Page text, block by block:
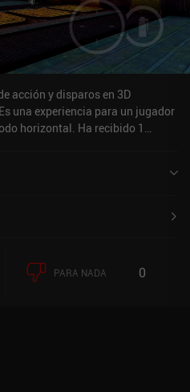
acción y disparos en 3D
una experiencia para un jugador
horizontal. Ha recibido 1
en la App Store de iOS.
PARA NADA 0